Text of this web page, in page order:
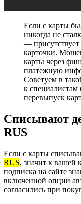
Если с карты
никогда не
— присутствует
карточки.
карты через
платежную
Советуем в
к специалистам
перевыпуск
Списывают
RUS
Если с карты
RUS, значит к вашей
подписка на сайте
включенной опции
согласились при